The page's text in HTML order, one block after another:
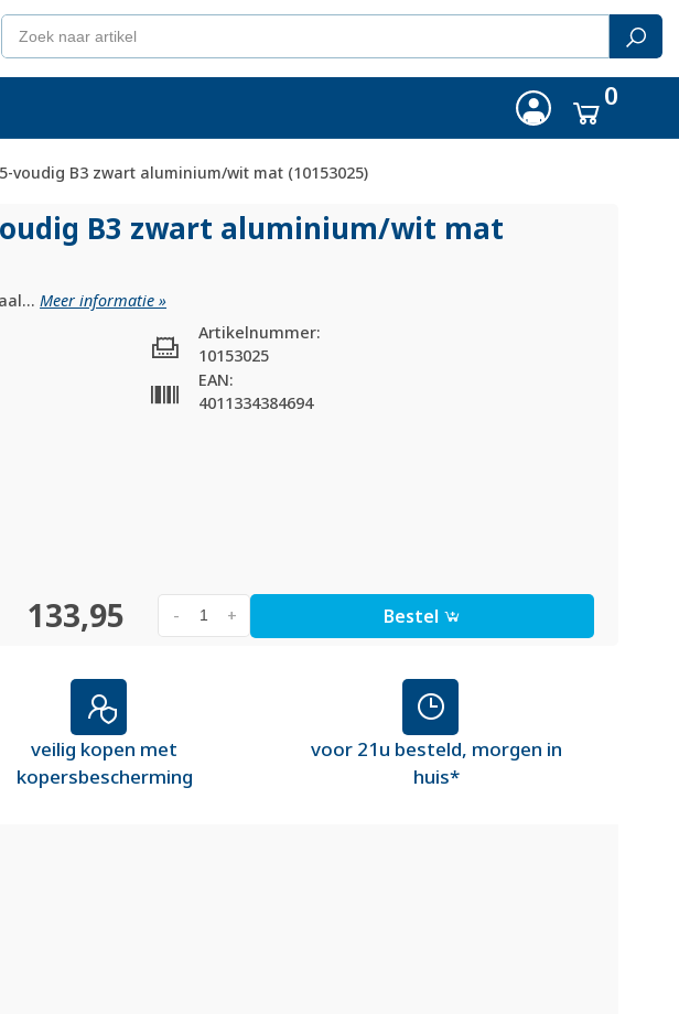
0
voudig B3 zwart aluminium/wit mat (10153025)
B3 zwart aluminium/wit mat
Meer informatie »
Artikelnummer:
10153025
EAN:
4011334384694
133,95 +
- Bestel
veilig kopen met
kopersbescherming
voor 21u besteld, morgen in
huis*